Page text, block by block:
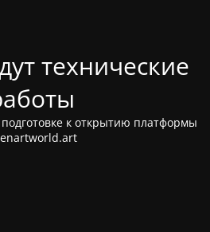
технические
к открытию платформы